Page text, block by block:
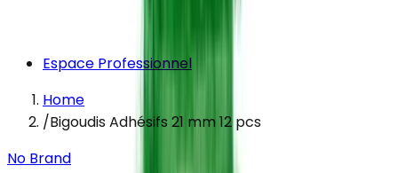
Espace Professionnel
Home
/Bigoudis Adhésifs 21 mm 12 pcs
No Brand